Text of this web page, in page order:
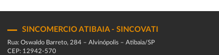
SINCOMERCIO ATIBAIA - SINCOVATI
Rua: Oswaldo Barreto, 284 – Alvinópolis – Atibaia/SP
CEP: 12942-570